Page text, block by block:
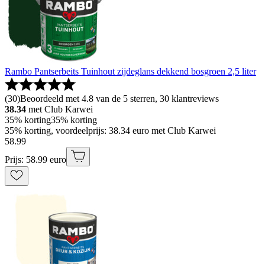
Rambo Pantserbeits Tuinhout zijdeglans dekkend bosgroen 2,5 liter
(30)Beoordeeld met 4.8 van de 5 sterren, 30 klantreviews
38.34 met Club Karwei
35% korting35% korting
35% korting, voordeelprijs: 38.34 euro met Club Karwei
58.99
Prijs: 58.99 euro